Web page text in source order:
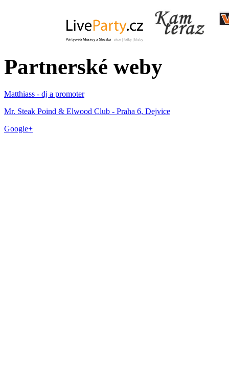
Partnerské weby
Matthiass - dj a promoter
Mr. Steak Poind & Elwood Club - Praha 6, Dejvice
Google+